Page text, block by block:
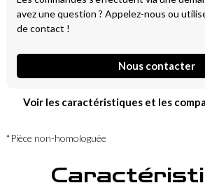
avez une question ? Appelez-nous ou
de contact !
Nous contacter
Voir les caractéristiques et les
*Pièce non-homologuée